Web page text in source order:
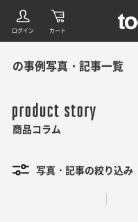
の事例写真・記事一覧
商品コラム
写真・記事の絞り込み